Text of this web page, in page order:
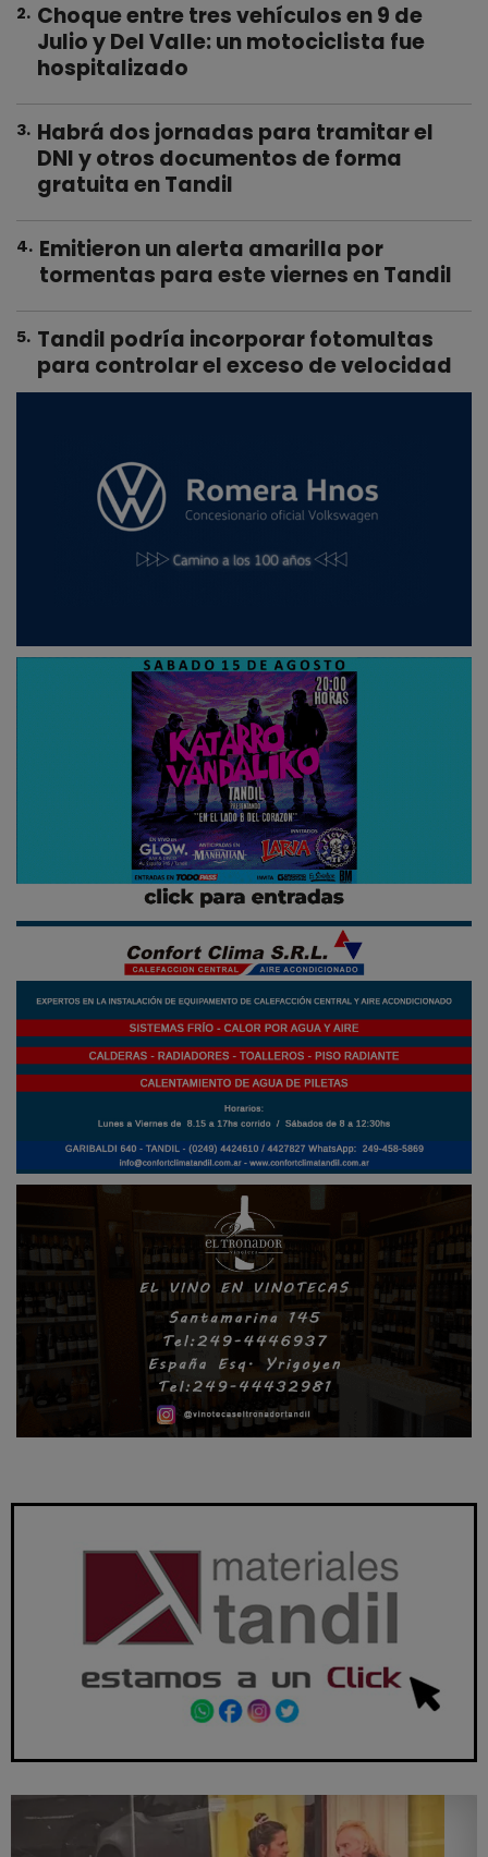
2. Choque entre tres vehículos en 9 de
Julio y Del Valle: un motociclista fue
hospitalizado
3. Habrá dos jornadas para tramitar el
DNI y otros documentos de forma
gratuita en Tandil
4. Emitieron un alerta amarilla por
tormentas para este viernes en Tandil
5. Tandil podría incorporar fotomultas
para controlar el exceso de velocidad